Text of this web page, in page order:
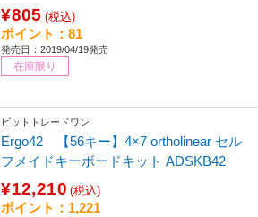
¥805 (税込)
ポイント：81
発売日：2019/04/19発売
在庫限り
ビットトレードワン
Ergo42 【56キー】4×7 ortholinear セル
フメイドキーボードキット ADSKB42
¥12,210 (税込)
ポイント：1,221